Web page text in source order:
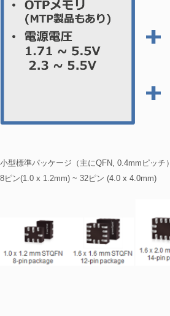
小型標準パッケージ（主にQFN, 0.4mmピッチ）
8ピン(1.0 x 1.2mm) ~ 32ピン (4.0 x 4.0mm)